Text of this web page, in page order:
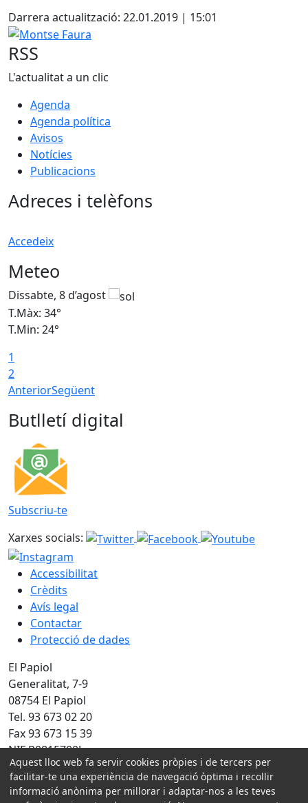
Darrera actualització: 22.01.2019 | 15:01
Montse Faura
RSS
L'actualitat a un clic
Agenda
Agenda política
Avisos
Notícies
Publicacions
Adreces i telèfons
Accedeix
Meteo
Dissabte, 8 d’agost
T.Màx: 34°
T.Min: 24°
1
2
AnteriorSegüent
Butlletí digital
Subscriu-te
Xarxes socials:
Accessibilitat
Crèdits
Avís legal
Contactar
Protecció de dades
El Papiol
Generalitat, 7-9
08754 El Papiol
Tel. 93 673 02 20
Fax 93 673 15 39
NIF P0815700J
Amb la col·laboració de:
Aquest lloc web fa servir cookies pròpies i de tercers per
facilitar-te una experiència de navegació òptima i recollir
informació anònima per millorar i adaptar-nos a les teves